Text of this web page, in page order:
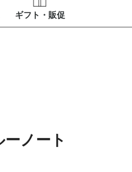
ギフト・販促
ノート